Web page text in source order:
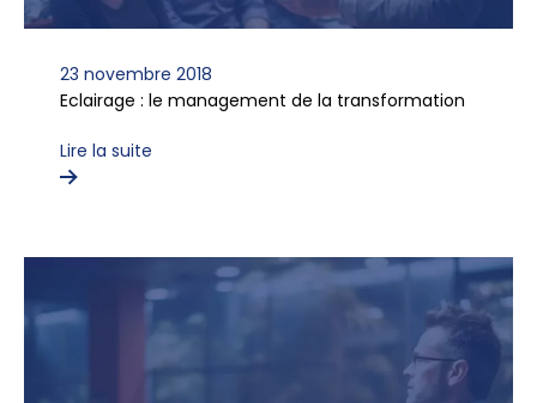
23 novembre 2018
Eclairage : le management de la transformation
Lire la suite